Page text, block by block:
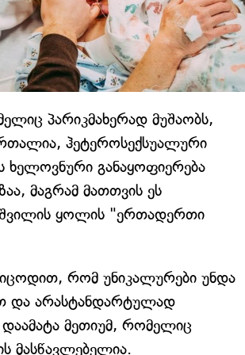
პარიკმახერად მუშაობს,
ჰეტეროსექსუალური
ხელოვნური განაყოფიერება
მაგრამ მათთვის ეს
ყოლის "ერთადერთი
რომ უნიკალურები უნდა
და არასტანდარტულად
მეთიუმ, რომელიც
მასწავლებელია.